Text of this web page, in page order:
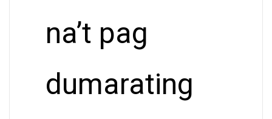
na’t pag
dumarating